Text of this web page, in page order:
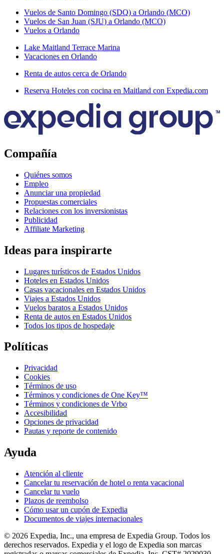
Vuelos de Santo Domingo (SDQ) a Orlando (MCO)
Vuelos de San Juan (SJU) a Orlando (MCO)
Vuelos a Orlando
Lake Maitland Terrace Marina
Vacaciones en Orlando
Renta de autos cerca de Orlando
Reserva Hoteles con cocina en Maitland con Expedia.com
Compañía
Quiénes somos
Empleo
Anunciar una propiedad
Propuestas comerciales
Relaciones con los inversionistas
Publicidad
Affiliate Marketing
Ideas para inspirarte
Lugares turísticos de Estados Unidos
Hoteles en Estados Unidos
Casas vacacionales en Estados Unidos
Viajes a Estados Unidos
Vuelos baratos a Estados Unidos
Renta de autos en Estados Unidos
Todos los tipos de hospedaje
Políticas
Privacidad
Cookies
Términos de uso
Términos y condiciones de One Key™
Términos y condiciones de Vrbo
Accesibilidad
Opciones de privacidad
Pautas y reporte de contenido
Ayuda
Atención al cliente
Cancelar tu reservación de hotel o renta vacacional
Cancelar tu vuelo
Plazos de reembolso
Cómo usar un cupón de Expedia
Documentos de viajes internacionales
© 2026 Expedia, Inc., una empresa de Expedia Group. Todos los
derechos reservados. Expedia y el logo de Expedia son marcas